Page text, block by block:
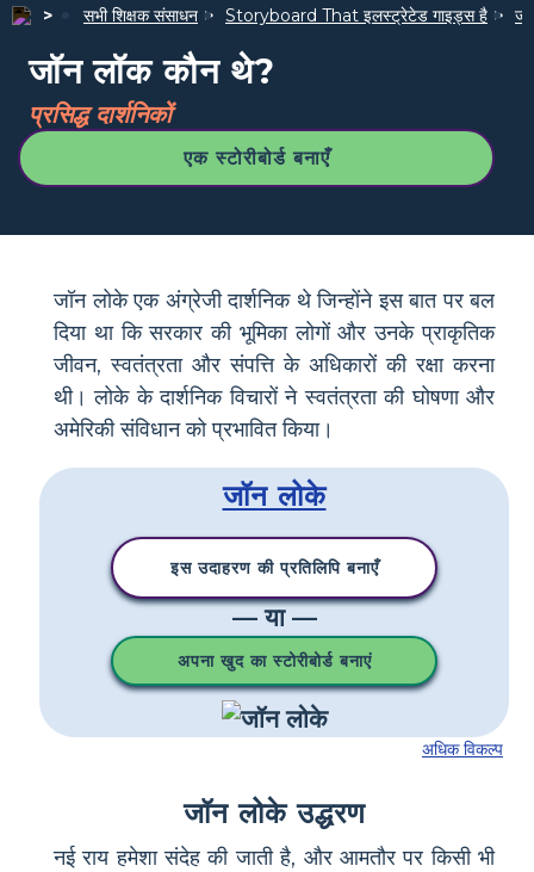
सभी शिक्षक संसाधन Storyboard That इलस्ट्रेटेड गाइड्स है
जॉन लॉक कौन थे?
प्रसिद्ध दार्शनिकों
एक स्टोरीबोर्ड बनाएँ
जॉन लोके एक अंग्रेजी दार्शनिक थे जिन्होंने इस बात पर बल
दिया था कि सरकार की भूमिका लोगों और उनके प्राकृतिक
जीवन, स्वतंत्रता और संपत्ति के अधिकारों की रक्षा करना
थी। लोके के दार्शनिक विचारों ने स्वतंत्रता की घोषणा और
अमेरिकी संविधान को प्रभावित किया।
जॉन लोके
इस उदाहरण की प्रतिलिपि बनाएँ
— या —
अपना खुद का स्टोरीबोर्ड बनाएं
अधिक विकल्प
जॉन लोके उद्धरण
नई राय हमेशा संदेह की जाती है, और आमतौर पर किसी भी